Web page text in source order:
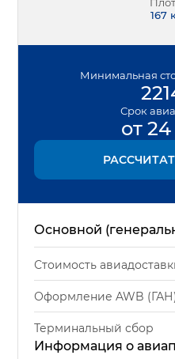
167
Минимальная
Срок
от
Основной
Стоимость
Оформление AWB (ГАН)
Терминальный сбор
Информация о